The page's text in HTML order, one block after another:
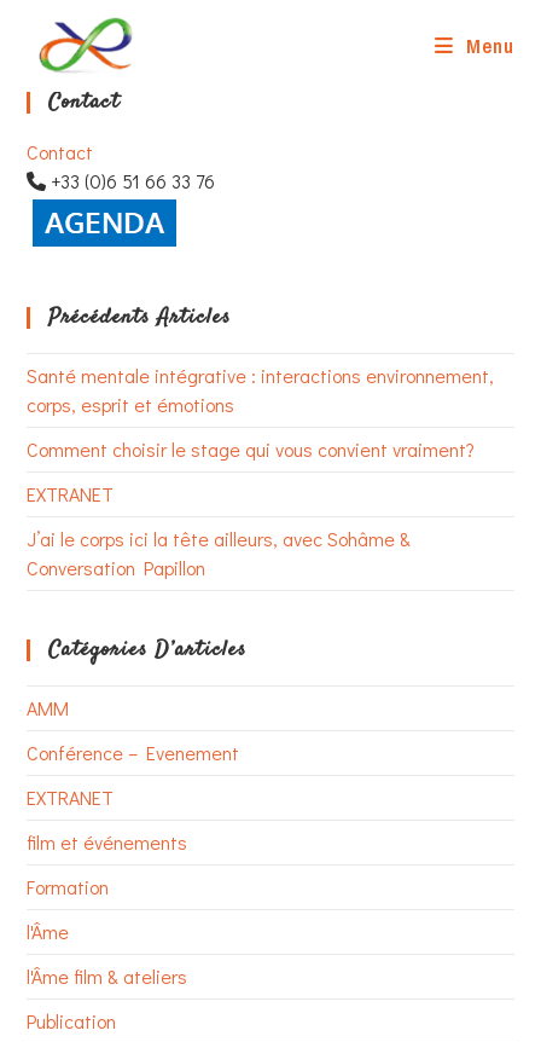
content
Menu
Contact
Contact
+33 (0)6 51 66 33 76
Précédents Articles
Santé mentale intégrative : interactions environnement,
corps, esprit et émotions
Comment choisir le stage qui vous convient vraiment?
EXTRANET
J’ai le corps ici la tête ailleurs, avec Sohâme &
Conversation Papillon
Catégories D’articles
AMM
Conférence – Evenement
EXTRANET
film et événements
Formation
l'Âme
l'Âme film & ateliers
Publication